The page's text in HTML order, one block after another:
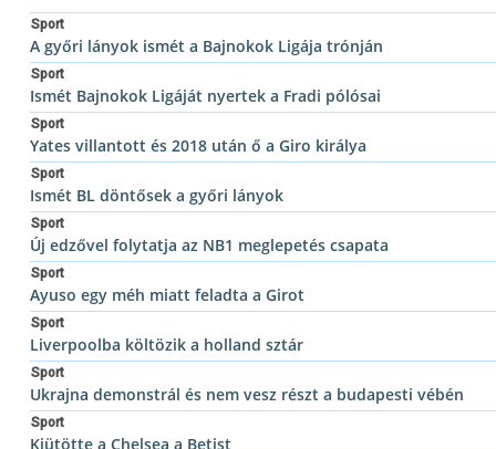
Sport
A győri lányok ismét a Bajnokok Ligája trónján
Sport
Ismét Bajnokok Ligáját nyertek a Fradi pólósai
Sport
Yates villantott és 2018 után ő a Giro királya
Sport
Ismét BL döntősek a győri lányok
Sport
Új edzővel folytatja az NB1 meglepetés csapata
Sport
Ayuso egy méh miatt feladta a Girot
Sport
Liverpoolba költözik a holland sztár
Sport
Ukrajna demonstrál és nem vesz részt a budapesti vébén
Sport
Kiütötte a Chelsea a Betist